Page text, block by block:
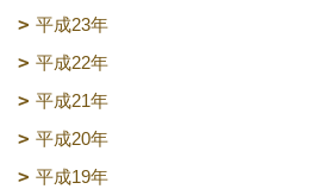
平成23年
平成22年
平成21年
平成20年
平成19年